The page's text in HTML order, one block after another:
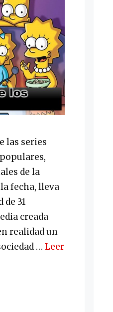
las series
de la
fecha, lleva
31
creada
realidad un
… Leer